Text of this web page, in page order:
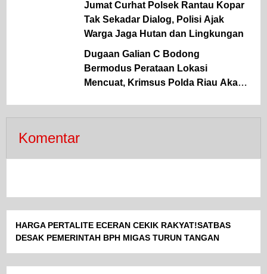
Jumat Curhat Polsek Rantau Kopar
Tak Sekadar Dialog, Polisi Ajak
Warga Jaga Hutan dan Lingkungan
Dugaan Galian C Bodong
Bermodus Perataan Lokasi
Mencuat, Krimsus Polda Riau Akan
Komentar
HARGA PERTALITE ECERAN CEKIK RAKYAT!SATBAS
DESAK PEMERINTAH BPH MIGAS TURUN TANGAN